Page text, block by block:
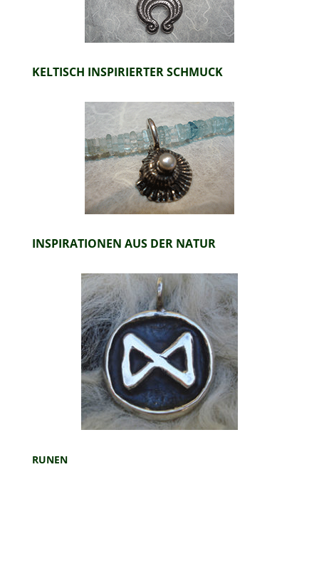
KELTISCH INSPIRIERTER SCHMUCK
INSPIRATIONEN AUS DER NATUR
RUNEN